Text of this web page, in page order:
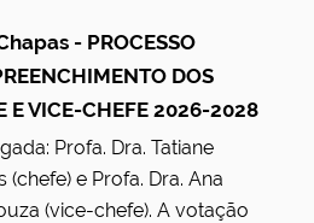
- PROCESSO
DOS
E VICE-CHEFE 2026-2028
Profa. Dra. Tatiane
e Profa. Dra. Ana
(vice-chefe). A votação